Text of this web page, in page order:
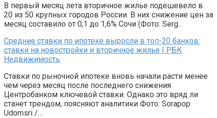
В первый месяц лета вторичное жилье подешевело в
20 из 50 крупных городов России. В них снижение цен за
месяц составило от 0,1 до 1,6% Сочи (Фото: Serg…
Средние ставки по ипотеке выросли в топ-20 банков:
ставки на новостройки и вторичное жилье | РБК
Недвижимость
Ставки по рыночной ипотеке вновь начали расти менее
чем через месяц после последнего снижения
Центробанком ключевой ставки. Однако это вряд ли
станет трендом, поясняют аналитики Фото: Sorapop
Udomsri /…